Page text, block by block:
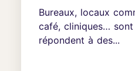
Bureaux, locaux
café, cliniques…
répondent à des...